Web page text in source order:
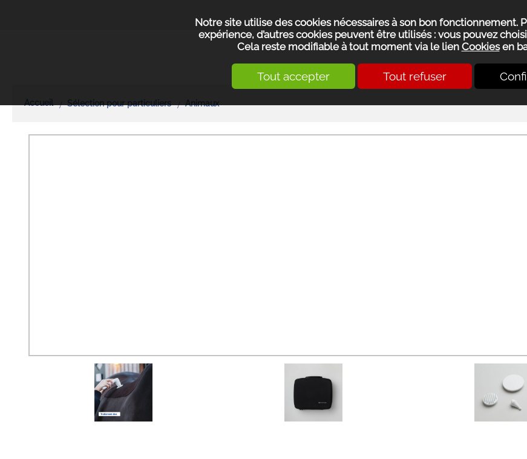
Notre site utilise des cookies nécessaires à son bon fonctionnement.
expérience, d’autres cookies peuvent être utilisés : vous pouvez
Cela reste modifiable à tout moment via le lien Cookiesen
Tout accepter Tout refuser
Accueil Sélection pour particuliers Animaux